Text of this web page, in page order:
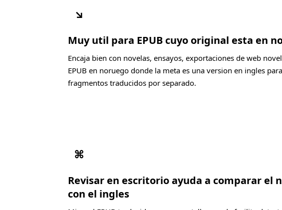
↘
Muy util para EPUB cuyo original esta en
Encaja bien con novelas, ensayos, exportaciones de web
EPUB en noruego donde la meta es una version en ingles
fragmentos traducidos por separado.
⌘
Revisar en escritorio ayuda a comparar el
con el ingles